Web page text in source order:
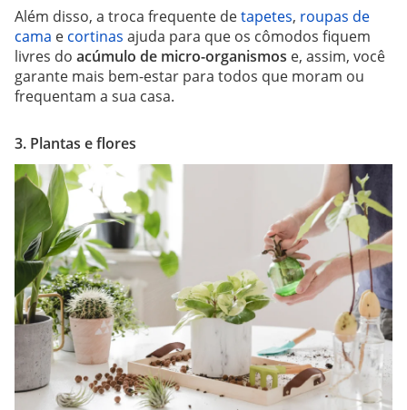
Além disso, a troca frequente detapetes, roupas de
cama e cortinas ajuda para que os cômodos fiquem
livres do acúmulo de micro-organismos e, assim, você
garante mais bem-estar para todos que moram ou
frequentam a sua casa.
3. Plantas e flores